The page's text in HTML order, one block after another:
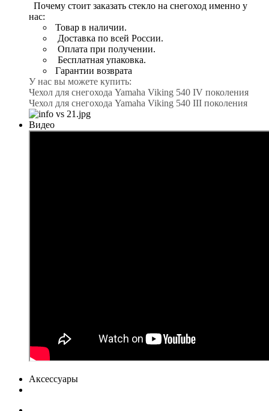
Почему стоит заказать стекло на снегоход именно у
нас:
Товар в наличии.
Доставка по всей России.
Оплата при получении.
Бесплатная упаковка.
Гарантии возврата
У нас вы можете купить:
Чехол для снегохода Yamaha Viking 540 IV поколения
Чехол для снегохода Yamaha Viking 540 III поколения
Видео
Аксессуары